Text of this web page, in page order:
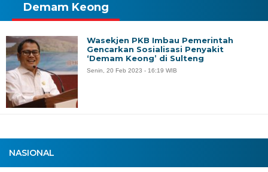
NASIONAL
Demam Keong
Wasekjen PKB Imbau Pemerintah
Gencarkan Sosialisasi Penyakit
‘Demam Keong’ di Sulteng
Senin, 20 Feb 2023 - 16:19 WIB